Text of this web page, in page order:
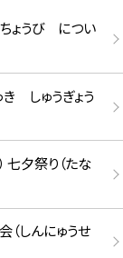
ょうび につい
しゅうぎょう
七夕祭り（たな
しんにゅうせ